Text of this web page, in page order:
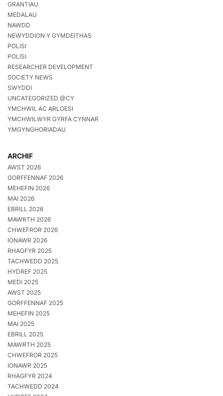
GRANTIAU
MEDALAU
NAWDD
NEWYDDION Y GYMDEITHAS
POLISI
POLISI
RESEARCHER DEVELOPMENT
SOCIETY NEWS
SWYDDI
UNCATEGORIZED @CY
YMCHWIL AC ARLOESI
YMCHWILWYR GYRFA CYNNAR
YMGYNGHORIADAU
ARCHIF
AWST 2026
GORFFENNAF 2026
MEHEFIN 2026
MAI 2026
EBRILL 2026
MAWRTH 2026
CHWEFROR 2026
IONAWR 2026
RHAGFYR 2025
TACHWEDD 2025
HYDREF 2025
MEDI 2025
AWST 2025
GORFFENNAF 2025
MEHEFIN 2025
MAI 2025
EBRILL 2025
MAWRTH 2025
CHWEFROR 2025
IONAWR 2025
RHAGFYR 2024
TACHWEDD 2024